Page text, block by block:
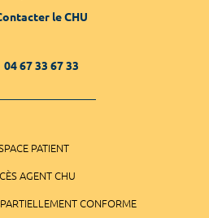
le CHU
04 67 33 67 33
PATIENT
AGENT CHU
CONFORME